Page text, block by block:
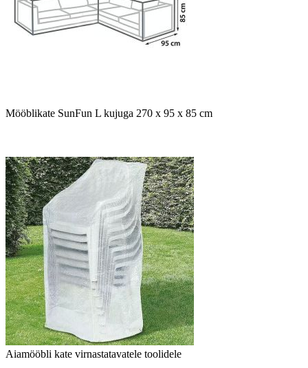
Mööblikate SunFun L kujuga 270 x 95 x 85 cm
Aiamööbli kate virnastatavatele toolidele